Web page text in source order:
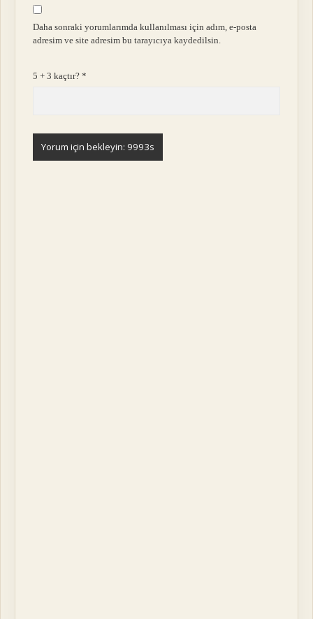
Daha sonraki yorumlarımda kullanılması için adım, e-posta
adresim ve site adresim bu tarayıcıya kaydedilsin.
5 + 3 kaçtır?*